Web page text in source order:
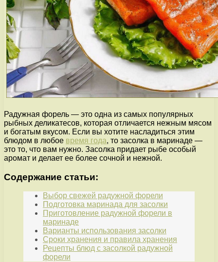
Радужная форель — это одна из самых популярных
рыбных деликатесов, которая отличается нежным мясом
и богатым вкусом. Если вы хотите насладиться этим
блюдом в любое время года, то засолка в маринаде —
это то, что вам нужно. Засолка придает рыбе особый
аромат и делает ее более сочной и нежной.
Содержание статьи:
Выбор свежей радужной форели
Подготовка маринада для засолки
Приготовление радужной форели в
маринаде
Варианты использования засолки
Сроки хранения и правила хранения
Рецепты блюд с засолкой радужной
форели